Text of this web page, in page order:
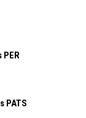
PER
PATS